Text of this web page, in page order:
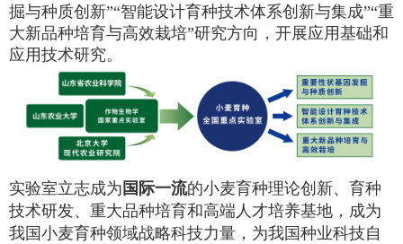
掘与种质创新”“智能设计育种技术体系创新与集成”“重
大新品种培育与高效栽培”研究方向，开展应用基础和
应用技术研究。
实验室立志成为 国际一流的小麦育种理论创新、育种
技术研发、重大品种培育和高端人才培养基地，成为
我国小麦育种领域战略科技力量，为我国种业科技自